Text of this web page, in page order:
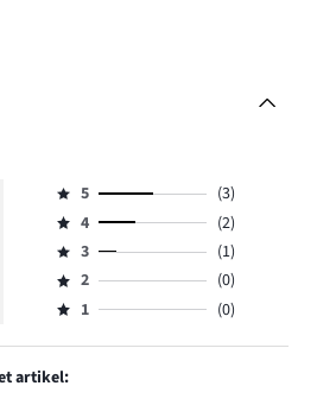
Beoordeling
5,
aantal
reviews
3.
5
(3)
Beoordeling
4,
aantal
reviews
4
(2)
Beoordeling
3,
aantal
3
(1)
Beoordeling
2,
0.
2
(0)
Beoordeling
1,
aantal
reviews
1 (0)
artikel: